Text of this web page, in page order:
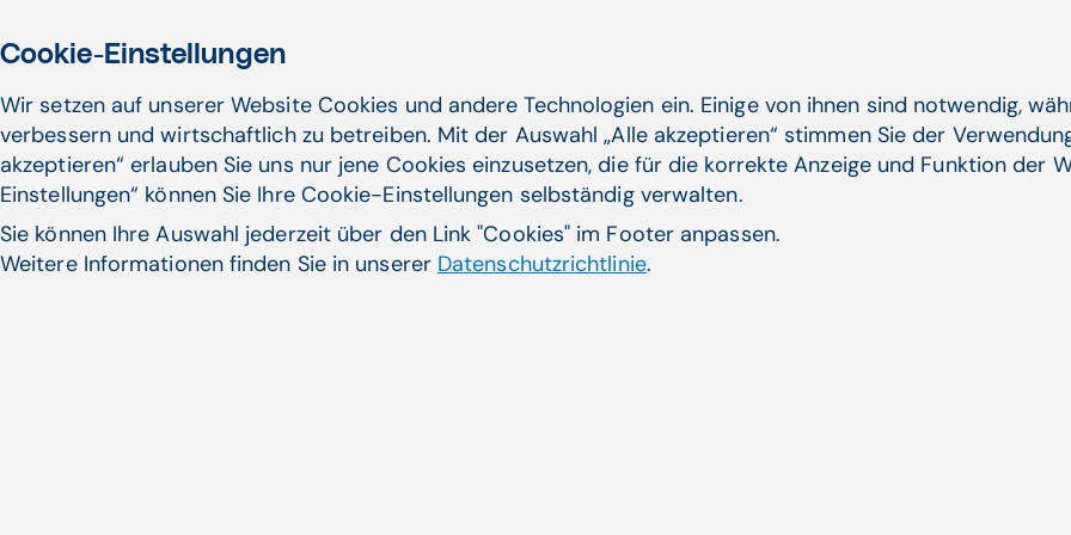
niedergelassener Ärzte...
Primärversorgungseinheiten, Vernetzung im
Zum Artikel Zum Artikel
09.07.24
Gemeinnützigkeit in Gesundheit und
01.07.24
Einzelordi­na­tionen künftig in der
Cookie-Einstellungen
Wir setzen auf unserer Website Cookies und andere Technologien ein. Einige von ihnen sind notwendig,
verbessern und wirtschaftlich zu betreiben. Mit der Auswahl „Alle akzeptieren“ stimmen Sie der
akzeptieren“ erlauben Sie uns nur jene Cookies einzusetzen, die für die korrekte Anzeige und Funktion der
Einstellungen“ können Sie Ihre Cookie-Einstellungen selbständig verwalten.
Sie können Ihre Auswahl jederzeit über den Link "Cookies" im Footer anpassen.
Weitere Informationen finden Sie in unserer Datenschutzrichtlinie.